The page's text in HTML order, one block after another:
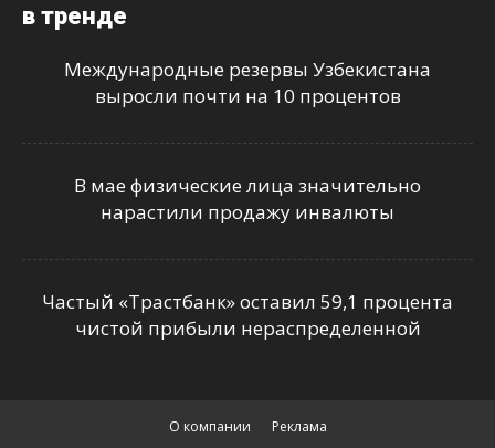
в тренде
Международные резервы Узбекистана
выросли почти на 10 процентов
В мае физические лица значительно
нарастили продажу инвалюты
Частый «Трастбанк» оставил 59,1 процента
чистой прибыли нераспределенной
О компании Реклама